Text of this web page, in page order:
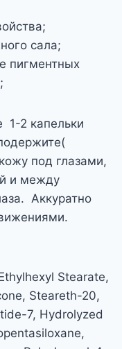
сала;
пигментных
1-2 капельки
под глазами,
и между
Аккуратно
Stearate,
Steareth-20,
7, Hydrolyzed